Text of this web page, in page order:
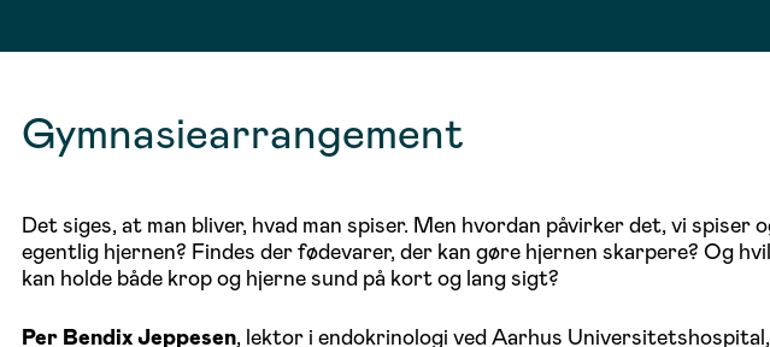
Gymnasiearrangement
Det siges, at man bliver, hvad man spiser. Men hvordan påvirker det, vi spiser
egentlig hjernen? Findes der fødevarer, der kan gøre hjernen skarpere? Og
kan holde både krop og hjerne sund på kort og lang sigt?
Per Bendix Jeppesen, lektor i endokrinologi ved Aarhus